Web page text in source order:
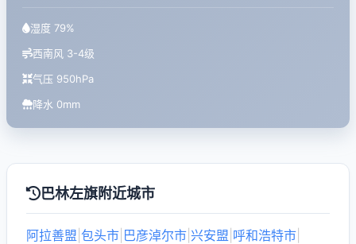
湿度 79%
西南风 3-4级
气压 950hPa
降水 0mm
巴林左旗附近城市
阿拉善盟 包头市 巴彦淖尔市 兴安盟 呼和浩特市